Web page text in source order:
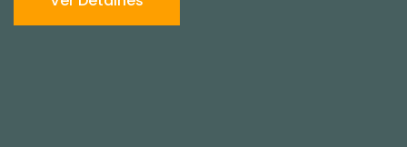
Ver Detalhes